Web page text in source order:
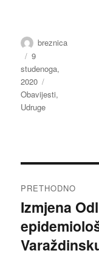
Autor
breznica
Objavljeno
dana
9
studenoga,
2020
Obavijesti,
Udruge
objava
PRETHODNO
Prethodna
objava:
Izmjena